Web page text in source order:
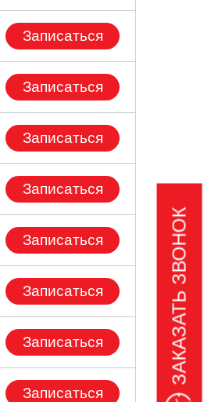
Записаться
Записаться
Записаться
Записаться
Записаться
Записаться
Записаться
Записаться
ЗАКАЗАТЬ ЗВОНОК